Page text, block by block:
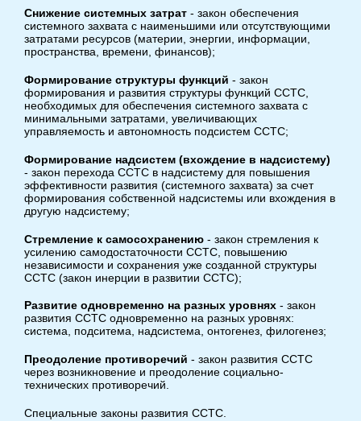
Снижение системных затрат - закон обеспечения
системного захвата с наименьшими или отсутствующими
затратами ресурсов (материи, энергии, информации,
пространства, времени, финансов);
Формирование структуры функций - закон
формирования и развития структуры функций ССТС,
необходимых для обеспечения системного захвата с
минимальными затратами, увеличивающих
управляемость и автономность подсистем ССТС;
Формирование надсистем (вхождение в надсистему)
- закон перехода ССТС в надсистему для повышения
эффективности развития (системного захвата) за счет
формирования собственной надсистемы или вхождения в
другую надсистему;
Стремление к самосохранению - закон стремления к
усилению самодостаточности ССТС, повышению
независимости и сохранения уже созданной структуры
ССТС (закон инерции в развитии ССТС);
Развитие одновременно на разных уровнях - закон
развития ССТС одновременно на разных уровнях:
система, подситема, надсистема, онтогенез, филогенез;
Преодоление противоречий - закон развития ССТС
через возникновение и преодоление социально-
технических противоречий.
Специальные законы развития ССТС.